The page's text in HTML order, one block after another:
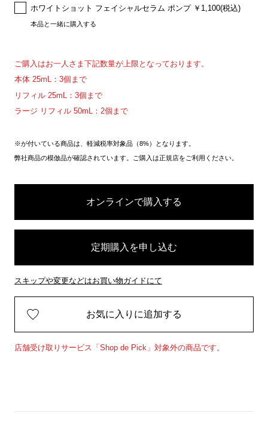
ホワイトショット フェイシャルセラム ポンプ ￥1,100(税込)
本品と一緒に購入する
ご購入はお一人さま下記数量が上限となっております。
本体 25mL：3個まで
リフィル 25mL：3個まで
ラージ リフィル 50mL：2個まで
※が付いている商品は、軽減税率対象品（8%）となります。
弊社商品の模倣品が確認されています。ご購入は正規店をご利用ください。
オンラインで購入する
定期購入を申し込む
スキップや変更などはお買い物ガイドにて
お気に入りに追加する
店舗受け取りサービス「Shop de Pick」対象外の商品です。